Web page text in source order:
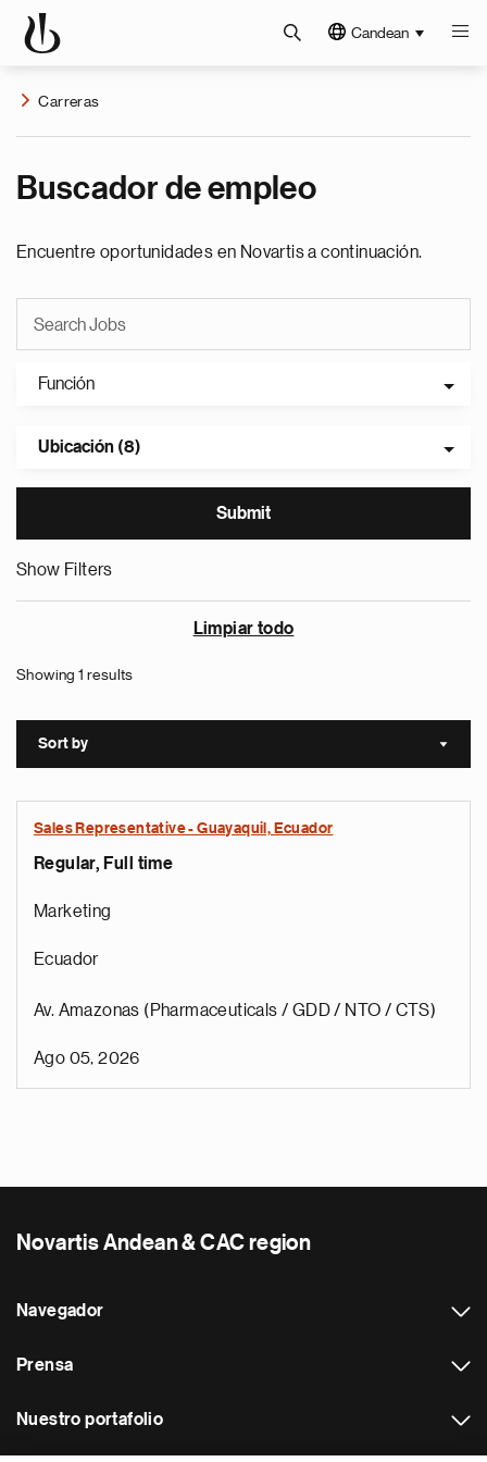
Candean
Carreras
Buscador de empleo
Encuentre oportunidades en Novartis a continuación.
Función
Ubicación (8)
Show Filters
Limpiar todo
Showing 1 results
Sort by Sort
Sales Representative - Guayaquil, Ecuador
Regular, Full time
Marketing
Ecuador
Av. Amazonas (Pharmaceuticals / GDD / NTO / CTS)
Ago 05, 2026
Novartis Andean & CAC region
Navegador
Prensa
Nuestro portafolio